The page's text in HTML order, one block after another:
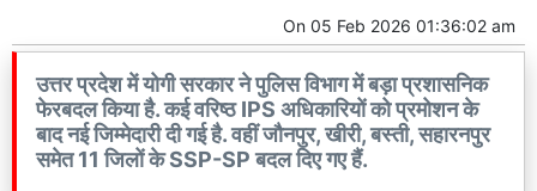
On 05 Feb 2026 01:36:02 am
उत्तर प्रदेश में योगी सरकार ने पुलिस विभाग में बड़ा प्रशासनिक
फेरबदल किया है. कई वरिष्ठ IPS अधिकारियों को प्रमोशन के
बाद नई जिम्मेदारी दी गई है. वहीं जौनपुर, खीरी, बस्ती, सहारनपुर
समेत 11 जिलों के SSP-SP बदल दिए गए हैं.